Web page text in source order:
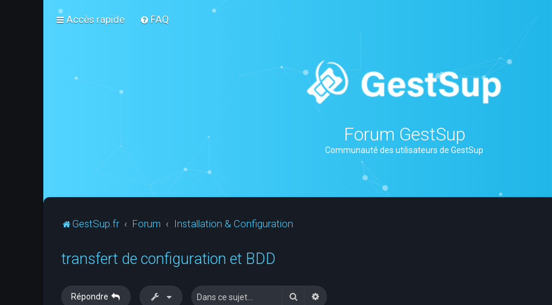
Accès rapide FAQ
Forum GestSup
Communauté des utilisateurs de GestSup
GestSup.fr Forum Installation & Configuration
transfert de configuration et BDD
Répondre RechercherRecherche avancée